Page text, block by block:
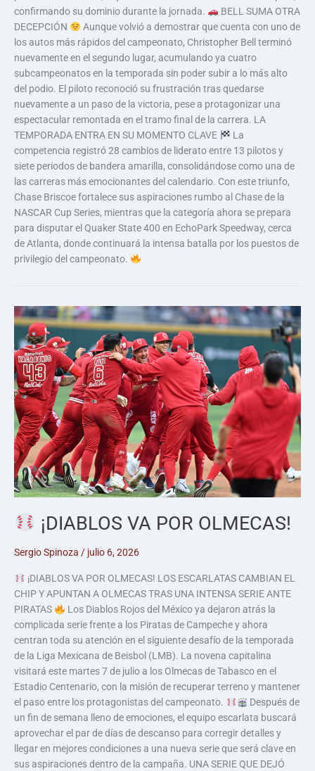
confirmando su dominio durante la jornada.
BELL SUMA OTRA
DECEPCIÓN
Aunque volvió a demostrar que cuenta con uno de
los autos más rápidos del campeonato, Christopher Bell terminó
nuevamente en el segundo lugar, acumulando ya cuatro
subcampeonatos en la temporada sin poder subir a lo más alto
del podio. El piloto reconoció su frustración tras quedarse
nuevamente a un paso de la victoria, pese a protagonizar una
espectacular remontada en el tramo final de la carrera. LA
TEMPORADA ENTRA EN SU MOMENTO CLAVE
La
competencia registró 28 cambios de liderato entre 13 pilotos y
siete periodos de bandera amarilla, consolidándose como una de
las carreras más emocionantes del calendario. Con este triunfo,
Chase Briscoe fortalece sus aspiraciones rumbo al Chase de la
NASCAR Cup Series, mientras que la categoría ahora se prepara
para disputar el Quaker State 400 en EchoPark Speedway, cerca
de Atlanta, donde continuará la intensa batalla por los puestos de
privilegio del campeonato.
¡DIABLOS VA POR OLMECAS!
Sergio Spinoza / julio 6, 2026
¡DIABLOS VA POR OLMECAS! LOS ESCARLATAS CAMBIAN EL
CHIP Y APUNTAN A OLMECAS TRAS UNA INTENSA SERIE ANTE
PIRATAS
Los Diablos Rojos del México ya dejaron atrás la
complicada serie frente a los Piratas de Campeche y ahora
centran toda su atención en el siguiente desafío de la temporada
de la Liga Mexicana de Beisbol (LMB). La novena capitalina
visitará este martes 7 de julio a los Olmecas de Tabasco en el
Estadio Centenario, con la misión de recuperar terreno y mantener
el paso entre los protagonistas del campeonato.
Después de
un fin de semana lleno de emociones, el equipo escarlata buscará
aprovechar el par de días de descanso para corregir detalles y
llegar en mejores condiciones a una nueva serie que será clave en
sus aspiraciones dentro de la campaña. UNA SERIE QUE DEJÓ